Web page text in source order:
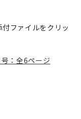
ファイルをクリッ
：全6ページ